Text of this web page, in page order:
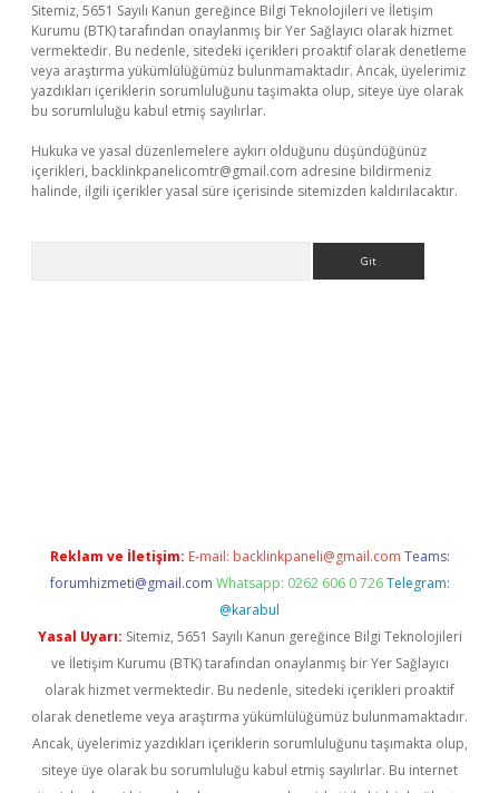
Sitemiz, 5651 Sayılı Kanun gereğince Bilgi Teknolojileri ve İletişim
Kurumu (BTK) tarafından onaylanmış bir Yer Sağlayıcı olarak hizmet
vermektedir. Bu nedenle, sitedeki içerikleri proaktif olarak denetleme
veya araştırma yükümlülüğümüz bulunmamaktadır. Ancak, üyelerimiz
yazdıkları içeriklerin sorumluluğunu taşımakta olup, siteye üye olarak
bu sorumluluğu kabul etmiş sayılırlar.
Hukuka ve yasal düzenlemelere aykırı olduğunu düşündüğünüz
içerikleri, backlinkpanelicomtr@gmail.com adresine bildirmeniz
halinde, ilgili içerikler yasal süre içerisinde sitemizden kaldırılacaktır.
Reklam ve İletişim: E-mail: backlinkpaneli@gmail.com Teams:
forumhizmeti@gmail.com Whatsapp: 0262 606 0 726 Telegram:
@karabul
Yasal Uyarı: Sitemiz, 5651 Sayılı Kanun gereğince Bilgi Teknolojileri
ve İletişim Kurumu (BTK) tarafından onaylanmış bir Yer Sağlayıcı
olarak hizmet vermektedir. Bu nedenle, sitedeki içerikleri proaktif
olarak denetleme veya araştırma yükümlülüğümüz bulunmamaktadır.
Ancak, üyelerimiz yazdıkları içeriklerin sorumluluğunu taşımakta olup,
siteye üye olarak bu sorumluluğu kabul etmiş sayılırlar. Bu internet